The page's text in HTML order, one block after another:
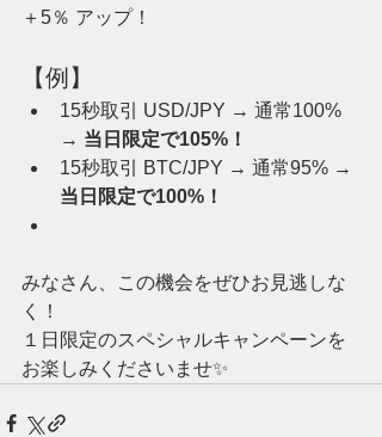
＋5％ アップ！
【例】
15秒取引 USD/JPY → 通常100%
→ 当日限定で105%！
15秒取引 BTC/JPY → 通常95% →
当日限定で100%！
みなさん、この機会をぜひお見逃しな
く！
１日限定のスペシャルキャンペーンを
お楽しみくださいませ✨